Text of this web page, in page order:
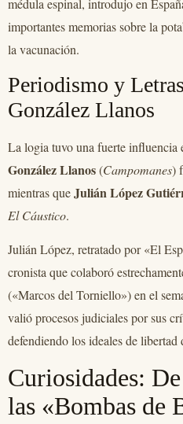
médula espinal, introdujo en
importantes memorias sobre la
la vacunación.
Periodismo y
González Llanos
La logia tuvo una fuerte influencia
González Llanos(Campomanes)
mientras queJulián López
El Cáustico.
Julián López, retratado por «El
cronista que colaboró
(«Marcos del Torniello») en el
valió procesos judiciales por sus
defendiendo los ideales de libertad
Curiosidades:
las «Bombas de